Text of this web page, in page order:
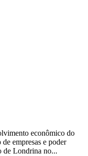
econômico do
empresas e poder
de Londrina no...